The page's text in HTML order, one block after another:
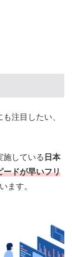
注目したい、
施している 日本
ードが早いフリ
ます。